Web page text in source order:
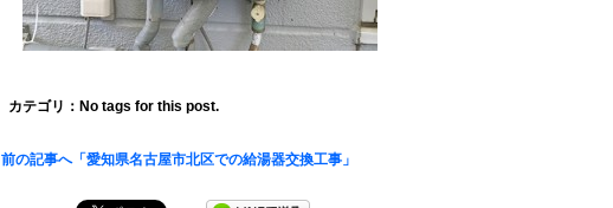
カテゴリ：No tags for this post.
前の記事へ「愛知県名古屋市北区での給湯器交換工事」